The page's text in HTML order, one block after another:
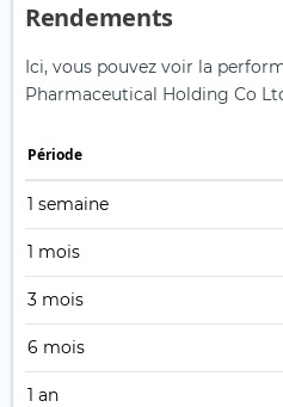
Rendements
Ici, vous pouvez voir la
Pharmaceutical Holding Co
Période
1 semaine
1 mois
3 mois
6 mois
1 an